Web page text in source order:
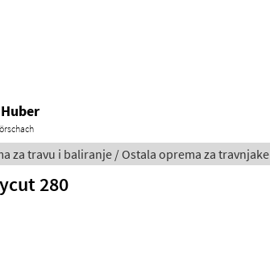
za travu i baliranje / Ostala oprema za travnjake
280